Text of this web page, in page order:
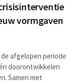
vormgaven
afgelopen periode
doorontwikkelen
Samen met